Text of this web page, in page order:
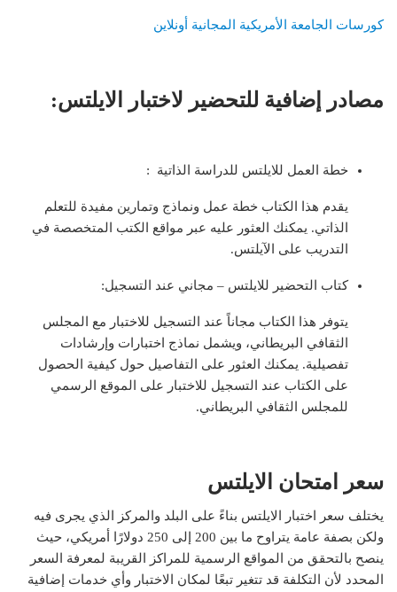
كورسات الجامعة الأمريكية المجانية أونلاين
مصادر إضافية للتحضير لاختبار الايلتس:
خطة العمل للايلتس للدراسة الذاتية :
يقدم هذا الكتاب خطة عمل ونماذج وتمارين مفيدة للتعلم
الذاتي. يمكنك العثور عليه عبر مواقع الكتب المتخصصة في
التدريب على الآيلتس.
كتاب التحضير للايلتس – مجاني عند التسجيل:
يتوفر هذا الكتاب مجاناً عند التسجيل للاختبار مع المجلس
الثقافي البريطاني، ويشمل نماذج اختبارات وإرشادات
تفصيلية. يمكنك العثور على التفاصيل حول كيفية الحصول
على الكتاب عند التسجيل للاختبار على الموقع الرسمي
للمجلس الثقافي البريطاني.
سعر امتحان الايلتس
يختلف سعر اختبار الايلتس بناءً على البلد والمركز الذي يجرى فيه
ولكن بصفة عامة يتراوح ما بين 200 إلى 250 دولارًا أمريكي، حيث
ينصح بالتحقق من المواقع الرسمية للمراكز القريبة لمعرفة السعر
المحدد لأن التكلفة قد تتغير تبعًا لمكان الاختبار وأي خدمات إضافية